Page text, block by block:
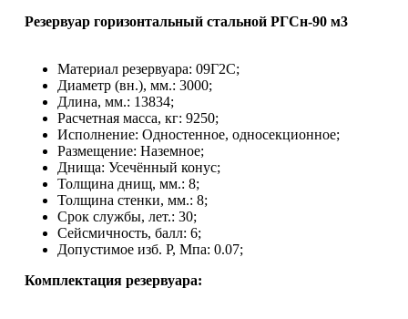
Резервуар горизонтальный стальной РГСн-90 м3
Материал резервуара: 09Г2С;
Диаметр (вн.), мм.: 3000;
Длина, мм.: 13834;
Расчетная масса, кг: 9250;
Исполнение: Одностенное, односекционное;
Размещение: Наземное;
Днища: Усечённый конус;
Толщина днищ, мм.: 8;
Толщина стенки, мм.: 8;
Срок службы, лет.: 30;
Сейсмичность, балл: 6;
Допустимое изб. Р, Мпа: 0.07;
Комплектация резервуара: